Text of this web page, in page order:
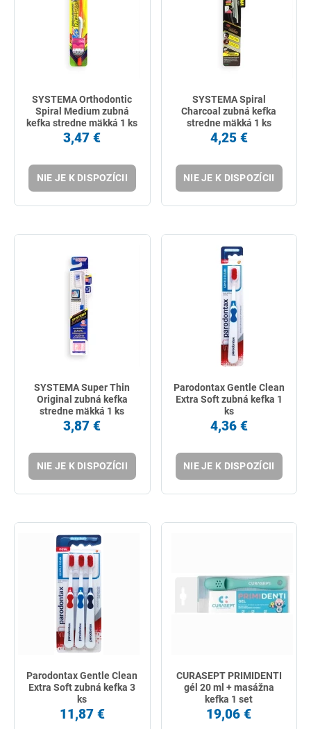
SYSTEMA Orthodontic
Spiral Medium zubná
kefka stredne mäkká 1 ks
3,47 €
NIE JE K DISPOZÍCII
SYSTEMA Spiral
Charcoal zubná kefka
stredne mäkká 1 ks
4,25 €
NIE JE K DISPOZÍCII
SYSTEMA Super Thin
Original zubná kefka
stredne mäkká 1 ks
3,87 €
NIE JE K DISPOZÍCII
Parodontax Gentle Clean
Extra Soft zubná kefka 1
ks
4,36 €
NIE JE K DISPOZÍCII
Parodontax Gentle Clean
Extra Soft zubná kefka 3
ks
11,87 €
CURASEPT PRIMIDENTI
gél 20 ml + masážna
kefka 1 set
19,06 €